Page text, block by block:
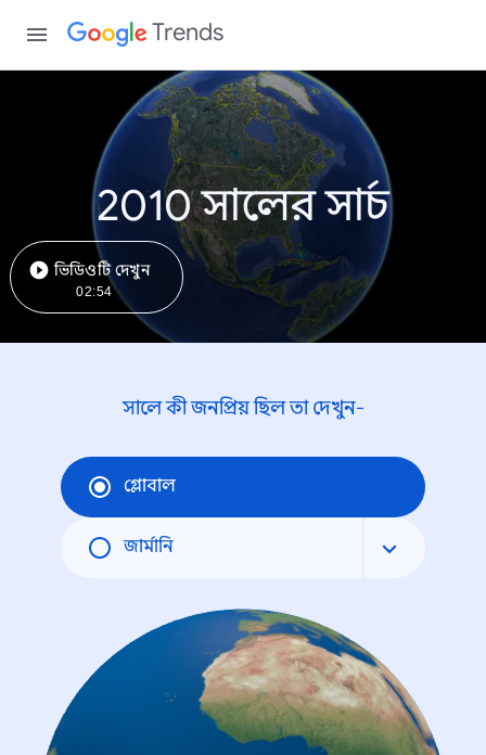
Trends
2010 সালের সার্চ
ভিডিওটি দেখুন
02:54
সালে কী জনপ্রিয় ছিল তা দেখুন-
গ্লোবাল
জার্মানি